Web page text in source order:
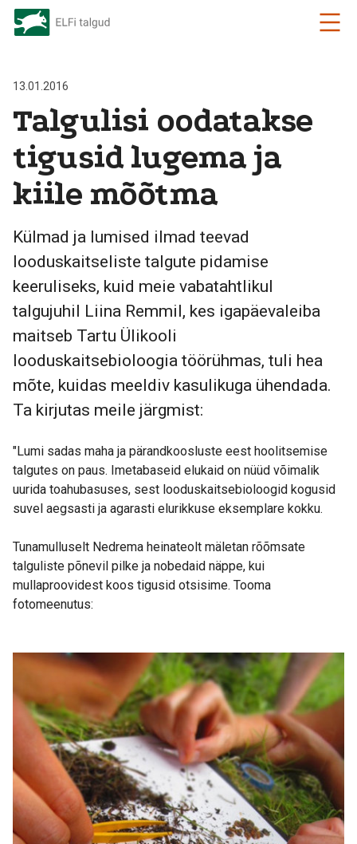
13.01.2016
Talgulisi oodatakse
tigusid lugema ja
kiile mõõtma
Külmad ja lumised ilmad teevad
looduskaitseliste talgute pidamise
keeruliseks, kuid meie vabatahtlikul
talgujuhil Liina Remmil, kes igapäevaleiba
maitseb Tartu Ülikooli
looduskaitsebioloogia töörühmas, tuli hea
mõte, kuidas meeldiv kasulikuga ühendada.
Ta kirjutas meile järgmist:
"Lumi sadas maha ja pärandkoosluste eest hoolitsemise
talgutes on paus. Imetabaseid elukaid on nüüd võimalik
uurida toahubasuses, sest looduskaitsebioloogid kogusid
suvel aegsasti ja agarasti elurikkuse eksemplare kokku.
Tunamulluselt Nedrema heinateolt mäletan rõõmsate
talguliste põnevil pilke ja nobedaid näppe, kui
mullaproovidest koos tigusid otsisime. Tooma
fotomeenutus: